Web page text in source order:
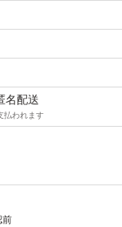
名配送
払われます
前